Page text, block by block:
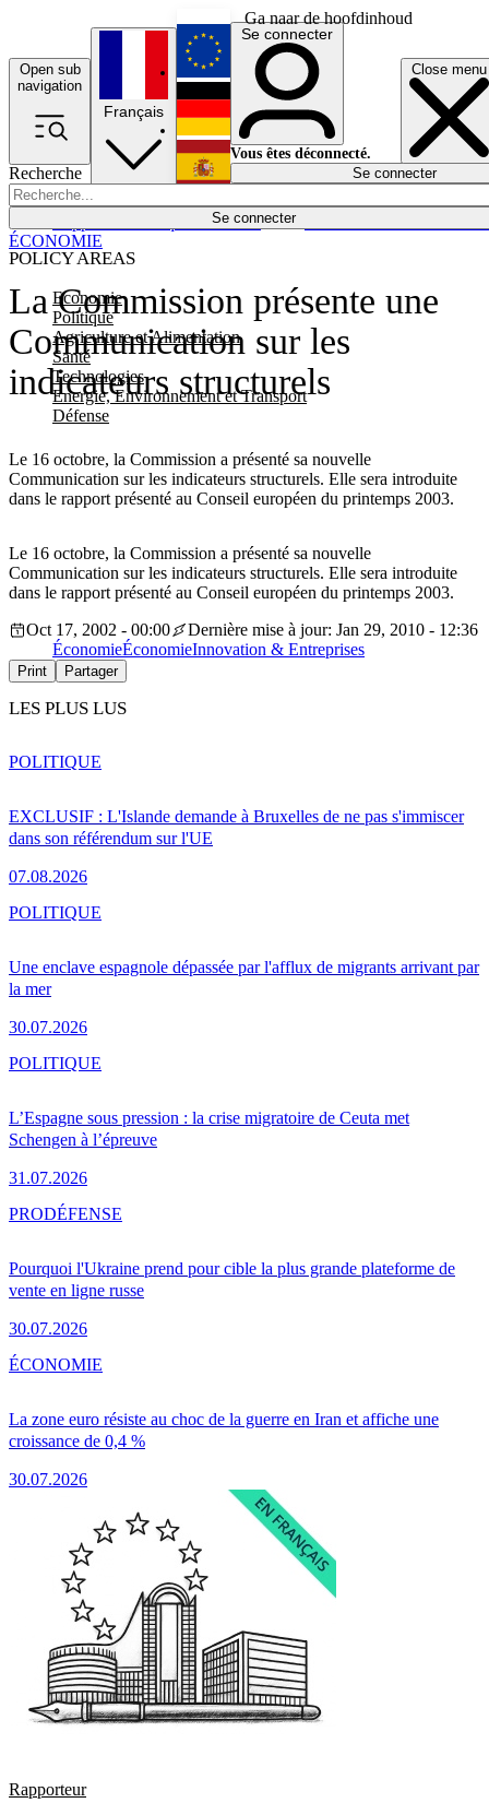
Ga naar de hoofdinhoud
Open sub
navigation
Close menu
Recherche
Se connecter
POLICY AREAS
Economie
Politique
Agriculture et Alimentation
Santé
Technologies
Energie, Environnement et Transport
Défense
Économie
Français
English
Deutsch
Español
Se connecter
Vous êtes déconnecté.
Se connecter
La Commission présente une
Communication sur les
indicateurs structurels
Le 16 octobre, la Commission a présenté sa nouvelle
Communication sur les indicateurs structurels. Elle sera introduite
dans le rapport présenté au Conseil européen du printemps 2003.
ÉCONOMIE
Le 16 octobre, la Commission a présenté sa nouvelle
Communication sur les indicateurs structurels. Elle sera introduite
dans le rapport présenté au Conseil européen du printemps 2003.
Oct 17, 2002 - 00:00
Dernière mise à jour: Jan 29, 2010 - 12:36
ÉconomieÉconomieInnovation & Entreprises
Print Partager
LES PLUS LUS
EXCLUSIF : L'Islande demande à Bruxelles de ne pas s'immiscer
dans son référendum sur l'UE
07.08.2026
POLITIQUE
Une enclave espagnole dépassée par l'afflux de migrants arrivant par
la mer
30.07.2026
POLITIQUE
L’Espagne sous pression : la crise migratoire de Ceuta met
Schengen à l’épreuve
31.07.2026
POLITIQUE
Pourquoi l'Ukraine prend pour cible la plus grande plateforme de
vente en ligne russe
30.07.2026
PRODÉFENSE
La zone euro résiste au choc de la guerre en Iran et affiche une
croissance de 0,4 %
30.07.2026
ÉCONOMIE
Rapporteur